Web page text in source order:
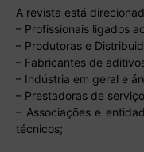
A revista está
– Profissionais ligados
– Produtoras e
– Fabricantes de
– Indústria em geral e
– Prestadoras de
– Associações e
técnicos;